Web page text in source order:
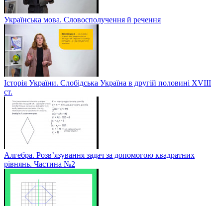
Українська мова. Словосполучення й речення
Історія України. Слобідська Україна в другій половині ХVIIІ
ст.
Алгебра. Розв’язування задач за допомогою квадратних
рівнянь. Частина №2